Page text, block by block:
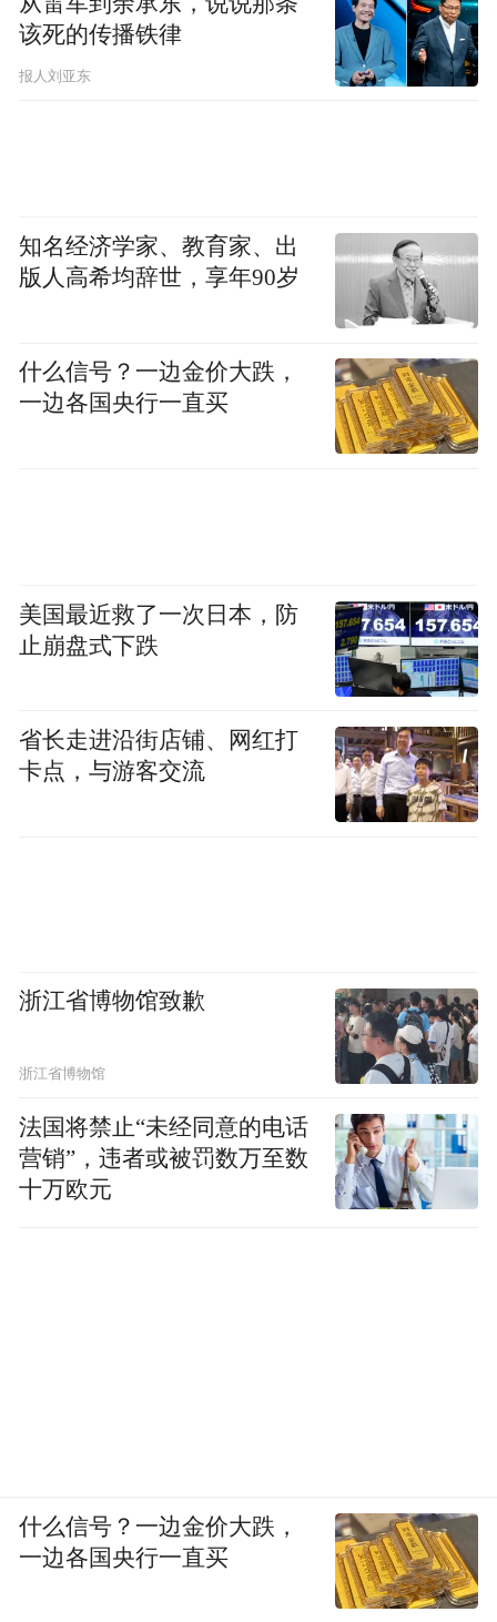
该死的传播铁律
报人刘亚东
知名经济学家、教育家、出
版人高希均辞世，享年90岁
什么信号？一边金价大跌，
一边各国央行一直买
美国最近救了一次日本，防
止崩盘式下跌
省长走进沿街店铺、网红打
卡点，与游客交流
浙江省博物馆致歉
浙江省博物馆
法国将禁止“未经同意的电话
营销”，违者或被罚数万至数
十万欧元
什么信号？一边金价大跌，
一边各国央行一直买